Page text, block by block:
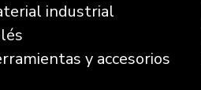
industrial
y accesorios